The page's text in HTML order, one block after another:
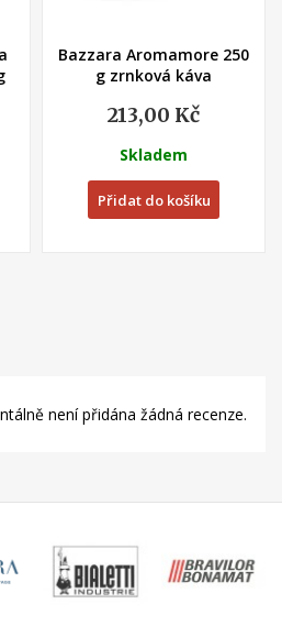
Bazzara Aromamore 250
g zrnková káva
213,00 Kč
Skladem
Přidat do košíku
není přidána žádná recenze.